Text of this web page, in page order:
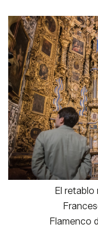
El retablo
Flamenco